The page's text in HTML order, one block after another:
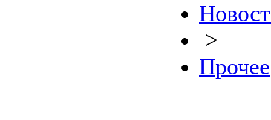
>
Прочее